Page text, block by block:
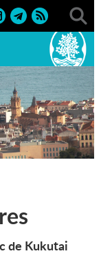
> 12-03-2016
de Kukutai